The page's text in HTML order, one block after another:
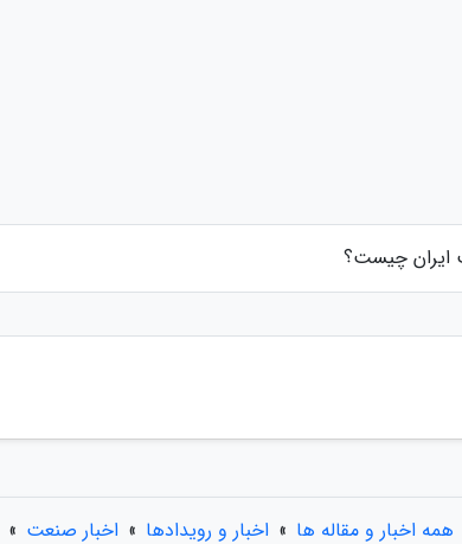
ایران چیست؟
همه اخبار و مقاله ها » اخبار و رویدادها » اخبار صنعت »